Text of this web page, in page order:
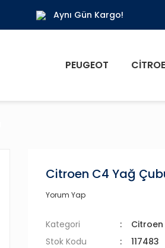
Aynı Gün Kargo!
PEUGEOT
Citroen C4 Yağ
Yorum Yap
Kategori
Citroen
Stok Kodu
117483